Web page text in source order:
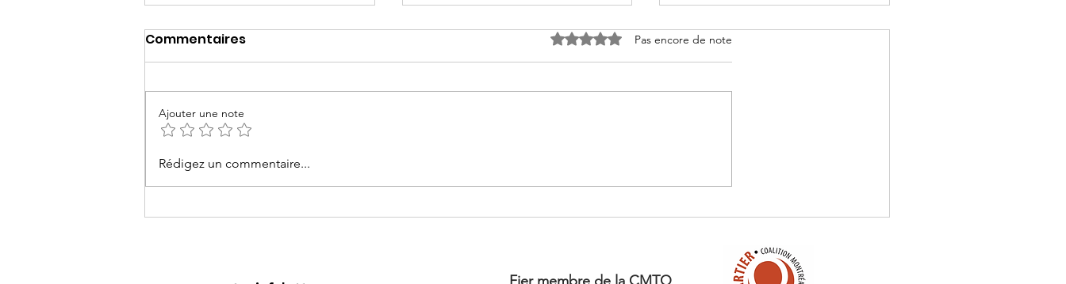
Réalisation Projets
Cohorte 1
Cohorte 2
Cohorte 3
Commentaires Noté 0 étoile sur 5.Pas encore de note
Ajouter une note
Rédigez un commentaire...